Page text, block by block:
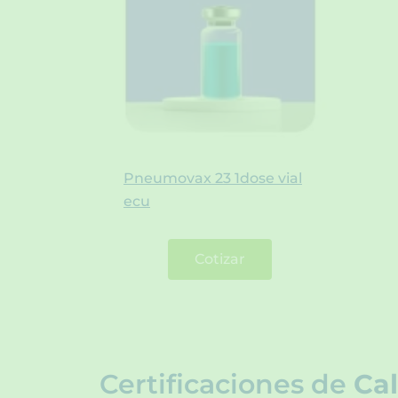
Pneumovax 23 1dose vial
ecu
Cotizar
Certificaciones de